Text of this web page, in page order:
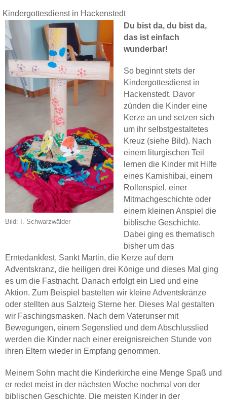
Kindergottesdienst in Hackenstedt
Bild: I. Schwarzwälder
Du bist da, du bist da,
das ist einfach
wunderbar!
So beginnt stets der
Kindergottesdienst in
Hackenstedt. Davor
zünden die Kinder eine
Kerze an und setzen sich
um ihr selbstgestaltetes
Kreuz (siehe Bild). Nach
einem liturgischen Teil
lernen die Kinder mit Hilfe
eines Kamishibai, einem
Rollenspiel, einer
Mitmachgeschichte oder
einem kleinen Anspiel die
biblische Geschichte.
Dabei ging es thematisch
bisher um das
Erntedankfest, Sankt Martin, die Kerze auf dem
Adventskranz, die heiligen drei Könige und dieses Mal ging
es um die Fastnacht. Danach erfolgt ein Lied und eine
Aktion. Zum Beispiel bastelten wir kleine Adventskränze
oder stellten aus Salzteig Sterne her. Dieses Mal gestalten
wir Faschingsmasken. Nach dem Vaterunser mit
Bewegungen, einem Segenslied und dem Abschlusslied
werden die Kinder nach einer ereignisreichen Stunde von
ihren Eltern wieder in Empfang genommen.
Meinem Sohn macht die Kinderkirche eine Menge Spaß und
er redet meist in der nächsten Woche nochmal von der
biblischen Geschichte. Die meisten Kinder in der